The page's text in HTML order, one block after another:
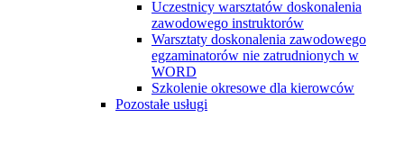
Uczestnicy warsztatów doskonalenia
zawodowego instruktorów
Warsztaty doskonalenia zawodowego
egzaminatorów nie zatrudnionych w
WORD
Szkolenie okresowe dla kierowców
Pozostałe usługi